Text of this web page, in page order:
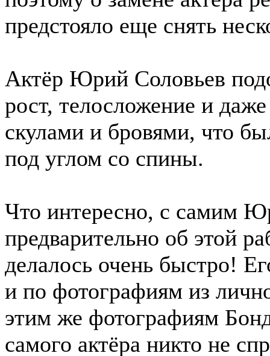
предстояло еще снять
Актёр Юрий Соловьев
рост, телосложение и
скулами и бровями, что
под углом со спины.
Что интересно, с самим
предварительно об этой
делалось очень быстро!
и по фотографиям из
этим же фотографиям
самого актёра никто не